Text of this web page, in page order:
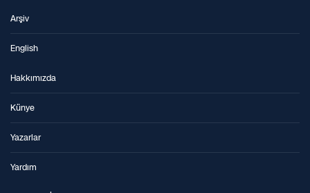
Arşiv
English
Hakkımızda
Künye
Yazarlar
Yardım